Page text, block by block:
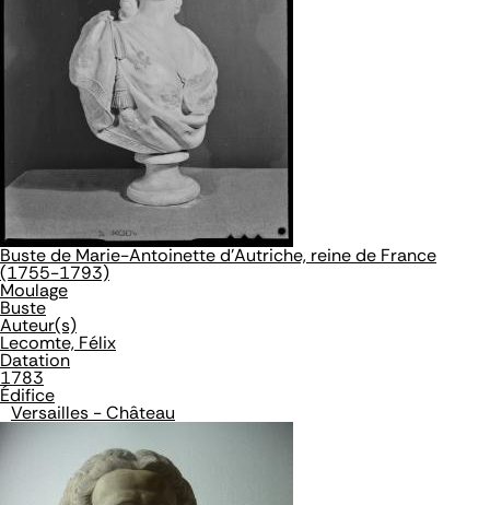
Buste de Marie-Antoinette d'Autriche, reine de France
(1755-1793)
Moulage
Buste
Auteur(s)
Lecomte, Félix
Datation
1783
Édifice
Versailles - Château